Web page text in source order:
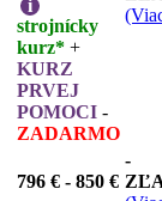
i
strojnícky
kurz* +
KURZ
PRVEJ
POMOCI -
ZADARMO
796 € - 850 €
-